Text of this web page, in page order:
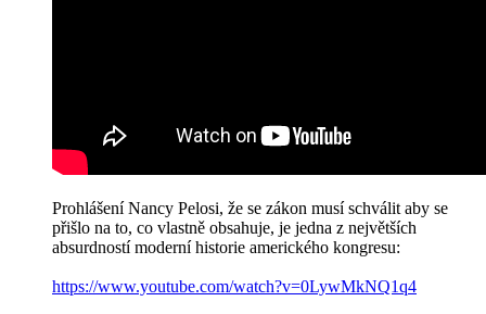
Prohlášení Nancy Pelosi, že se zákon musí schválit aby se
přišlo na to, co vlastně obsahuje, je jedna z největších
absurdností moderní historie amerického kongresu:
https://www.youtube.com/watch?v=0LywMkNQ1q4